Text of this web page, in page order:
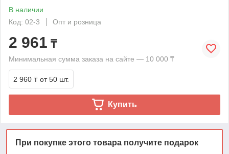
В наличии
Код: 02-3
Опт и розница
2 961 ₸
Минимальная сумма заказа на сайте — 10 000 ₸
2 960 ₸ от 50 шт.
Купить
При покупке этого товара получите подарок